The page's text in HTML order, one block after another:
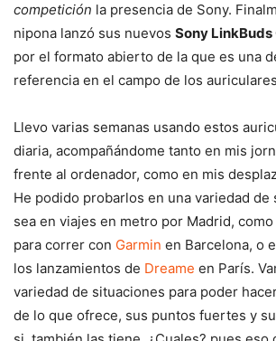
competición la presencia de Sony.
nipona lanzó sus nuevos Sony LinkBuds
por el formato abierto de la que es una
referencia en el campo de los
Llevo varias semanas usando estos
diaria, acompañándome tanto en mis
frente al ordenador, como en mis
He podido probarlos en una variedad de
sea en viajes en metro por Madrid,
para correr con Garmin en Barcelona, o
los lanzamientos de Dreame en París.
variedad de situaciones para poder
de lo que ofrece, sus puntos fuertes y